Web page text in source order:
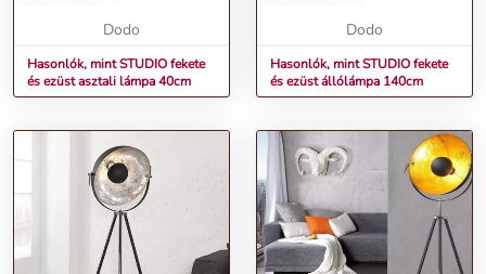
Dodo
Hasonlók, mint STUDIO fekete
és ezüst asztali lámpa 40cm
Dodo
Hasonlók, mint STUDIO fekete
és ezüst állólámpa 140cm